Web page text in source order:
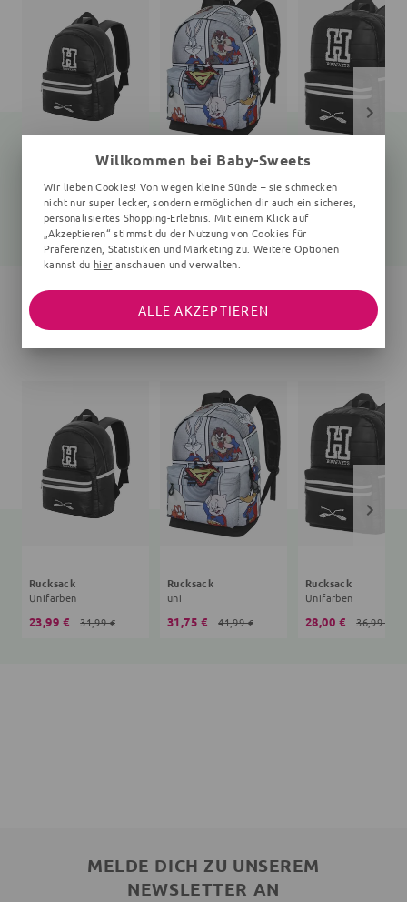
Rucksack
Unifarben
23,99 € 31,99 €
Rucksack
uni
31,75 € 41,99 €
Rucksack
Unifarben
28,00 €
Rucksack
Unifarben
23,99 € 31,99 €
Rucksack
uni
31,75 € 41,99 €
Rucksack
Unifarben
28,00 € 36,99 €
MELDE DICH ZU UNSEREM
NEWSLETTER AN
Willkommen bei Baby-Sweets
Wir lieben Cookies! Von wegen kleine Sünde – sie schmecken
nicht nur super lecker, sondern ermöglichen dir auch ein sicheres,
personalisiertes Shopping-Erlebnis. Mit einem Klick auf
„Akzeptieren“ stimmst du der Nutzung von Cookies für
Präferenzen, Statistiken und Marketing zu. Weitere Optionen
kannst du hier anschauen und verwalten.
ALLE AKZEPTIEREN